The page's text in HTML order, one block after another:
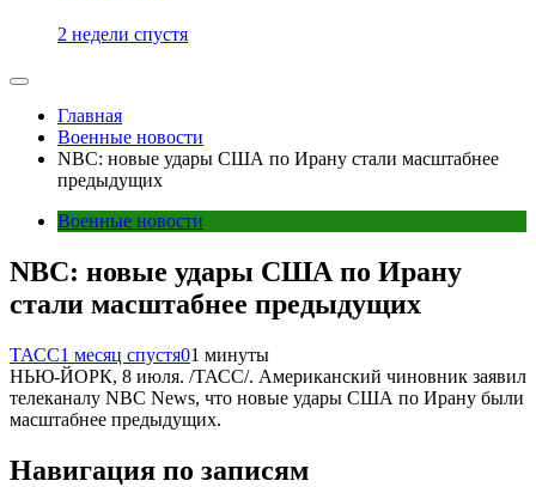
2 недели спустя
Главная
Военные новости
NBC: новые удары США по Ирану стали масштабнее
предыдущих
Военные новости
NBC: новые удары США по Ирану
стали масштабнее предыдущих
ТАСС1 месяц спустя01 минуты
НЬЮ-ЙОРК, 8 июля. /ТАСС/. Американский чиновник заявил
телеканалу NBC News, что новые удары США по Ирану были
масштабнее предыдущих.
Навигация по записям